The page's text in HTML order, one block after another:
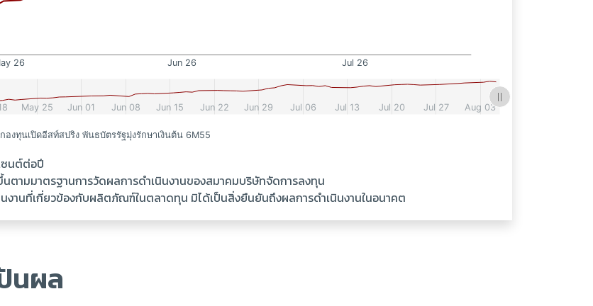
ซนต์ต่อปี
ตามมาตรฐานการวัดผลการดำเนินงานของสมาคมบริษัทจัดการลงทุน
งานที่เกี่ยวข้องกับผลิตภัณฑ์ในตลาดทุน มิได้เป็นสิ่งยืนยันถึงผลการดำเนินงานในอนาคต
นผล